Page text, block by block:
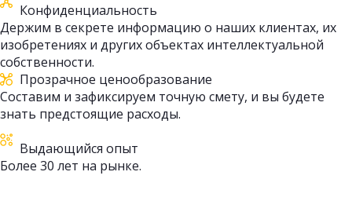
Конфиденциальность
Держим в секрете информацию о наших клиентах, их
изобретениях и других объектах интеллектуальной
собственности.
Прозрачное ценообразование
Составим и зафиксируем точную смету, и вы будете
знать предстоящие расходы.
Выдающийся опыт
Более 30 лет на рынке.